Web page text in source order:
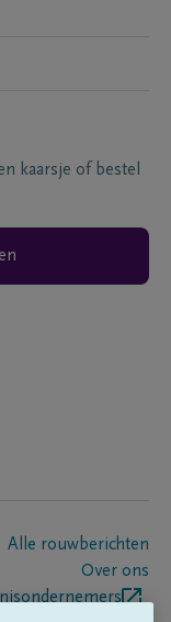
kaarsje of bestel
Alle rouwberichten
Over ons